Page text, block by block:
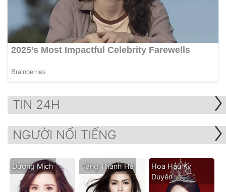
TIN 24H
NGƯỜI NỔI TIẾNG
Dương Mịch Tăng Thanh Hà
Hoa Hậu Kỳ
Duyên